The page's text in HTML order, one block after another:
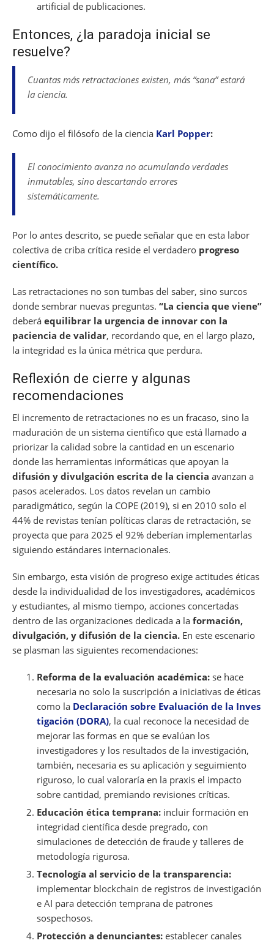
artificial de publicaciones.
Entonces, ¿la paradoja inicial se
resuelve?
Cuantas más retractaciones existen, más “sana” estará
la ciencia.
Como dijo el filósofo de la ciencia Karl Popper:
El conocimiento avanza no acumulando verdades
inmutables, sino descartando errores
sistemáticamente.
Por lo antes descrito, se puede señalar que en esta labor
colectiva de criba crítica reside el verdadero progreso
científico.
Las retractaciones no son tumbas del saber, sino surcos
donde sembrar nuevas preguntas. “La ciencia que viene”
deberá equilibrar la urgencia de innovar con la
paciencia de validar, recordando que, en el largo plazo,
la integridad es la única métrica que perdura.
Reflexión de cierre y algunas
recomendaciones
El incremento de retractaciones no es un fracaso, sino la
maduración de un sistema científico que está llamado a
priorizar la calidad sobre la cantidad en un escenario
donde las herramientas informáticas que apoyan la
difusión y divulgación escrita de la ciencia avanzan a
pasos acelerados. Los datos revelan un cambio
paradigmático, según la COPE (2019), si en 2010 solo el
44% de revistas tenían políticas claras de retractación, se
proyecta que para 2025 el 92% deberían implementarlas
siguiendo estándares internacionales.
Sin embargo, esta visión de progreso exige actitudes éticas
desde la individualidad de los investigadores, académicos
y estudiantes, al mismo tiempo, acciones concertadas
dentro de las organizaciones dedicada a la formación,
divulgación, y difusión de la ciencia. En este escenario
se plasman las siguientes recomendaciones:
Reforma de la evaluación académica: se hace
necesaria no solo la suscripción a iniciativas de éticas
como la Declaración sobre Evaluación de la Inves
tigación (DORA), la cual reconoce la necesidad de
mejorar las formas en que se evalúan los
investigadores y los resultados de la investigación,
también, necesaria es su aplicación y seguimiento
riguroso, lo cual valoraría en la praxis el impacto
sobre cantidad, premiando revisiones críticas.
Educación ética temprana: incluir formación en
integridad científica desde pregrado, con
simulaciones de detección de fraude y talleres de
metodología rigurosa.
Tecnología al servicio de la transparencia:
implementar blockchain de registros de investigación
e AI para detección temprana de patrones
sospechosos.
Protección a denunciantes: establecer canales